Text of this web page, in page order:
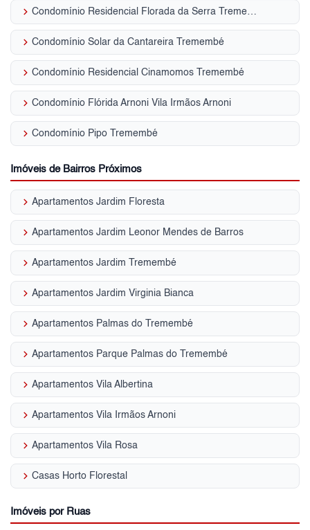
keyboard_arrow_right Condomínio Residencial Florada da Serra Tremembé
keyboard_arrow_right Condomínio Solar da Cantareira Tremembé
keyboard_arrow_right Condomínio Residencial Cinamomos Tremembé
keyboard_arrow_right Condomínio Flórida Arnoni Vila Irmãos Arnoni
keyboard_arrow_right Condomínio Pipo Tremembé
Imóveis de Bairros Próximos
keyboard_arrow_right Apartamentos Jardim Floresta
keyboard_arrow_right Apartamentos Jardim Leonor Mendes de Barros
keyboard_arrow_right Apartamentos Jardim Tremembé
keyboard_arrow_right Apartamentos Jardim Virginia Bianca
keyboard_arrow_right Apartamentos Palmas do Tremembé
keyboard_arrow_right Apartamentos Parque Palmas do Tremembé
keyboard_arrow_right Apartamentos Vila Albertina
keyboard_arrow_right Apartamentos Vila Irmãos Arnoni
keyboard_arrow_right Apartamentos Vila Rosa
keyboard_arrow_right Casas Horto Florestal
Imóveis por Ruas